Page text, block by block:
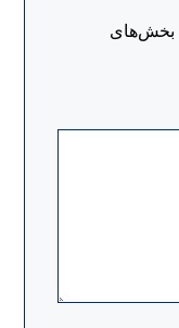
بخش‌های